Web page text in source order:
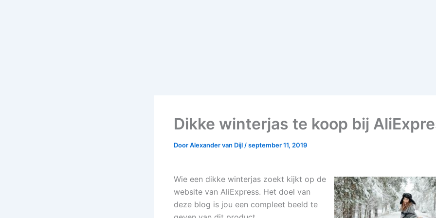
Dikke winterjas te koop bij
DoorAlexander van Dijl /september 11, 2019
Wie een dikke winterjas zoekt kijkt op de
website van AliExpress. Het doel van
deze blog is jou een compleet beeld te